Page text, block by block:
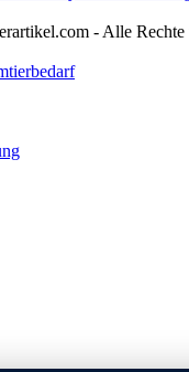
- Alle